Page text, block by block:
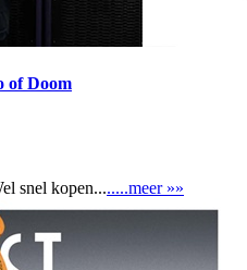
of Doom
snel kopen........meer »»